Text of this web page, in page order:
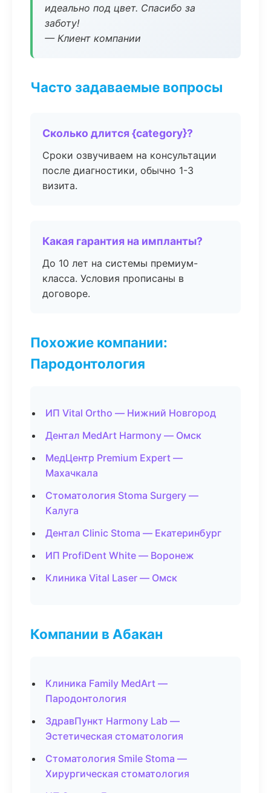
идеально под цвет. Спасибо за
заботу!
— Клиент компании
Часто задаваемые вопросы
Сколько длится {category}?
Сроки озвучиваем на консультации
после диагностики, обычно 1-3
визита.
Какая гарантия на импланты?
До 10 лет на системы премиум-
класса. Условия прописаны в
договоре.
Похожие компании:
Пародонтология
ИП Vital Ortho — Нижний Новгород
Дентал MedArt Harmony — Омск
МедЦентр Premium Expert —
Махачкала
Стоматология Stoma Surgery —
Калуга
Дентал Clinic Stoma — Екатеринбург
ИП ProfiDent White — Воронеж
Клиника Vital Laser — Омск
Компании в Абакан
Клиника Family MedArt —
Пародонтология
ЗдравПункт Harmony Lab —
Эстетическая стоматология
Стоматология Smile Stoma —
Хирургическая стоматология